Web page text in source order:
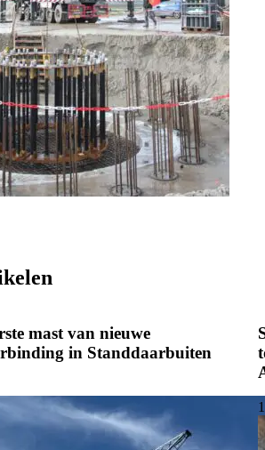
mast van nieuwe
in Standdaarbuiten